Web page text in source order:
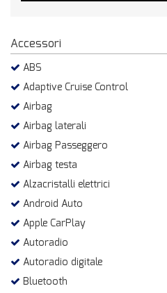
Accessori
ABS
Adaptive Cruise Control
Airbag
Airbag laterali
Airbag Passeggero
Airbag testa
Alzacristalli elettrici
Android Auto
Apple CarPlay
Autoradio
Autoradio digitale
Bluetooth